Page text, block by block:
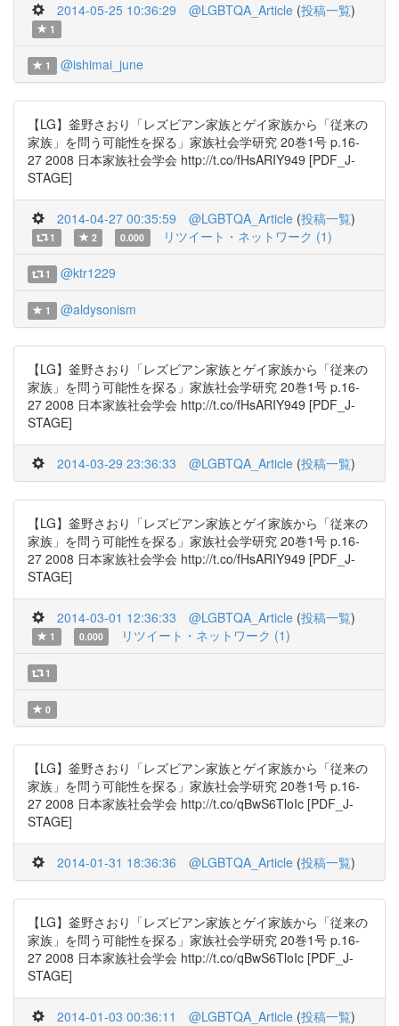
2014-05-25 10:36:29 @LGBTQA_Article (投稿一覧)
1
1 @ishimai_june
【LG】釜野さおり「レズビアン家族とゲイ家族から「従来の
家族」を問う可能性を探る」家族社会学研究 20巻1号 p.16-
27 2008 日本家族社会学会 http://t.co/fHsARIY949 [PDF_J-
STAGE]
2014-04-27 00:35:59 @LGBTQA_Article (投稿一覧)
1 2 0.000 リツイート・ネットワーク (1)
1 @ktr1229
1 @aldysonism
【LG】釜野さおり「レズビアン家族とゲイ家族から「従来の
家族」を問う可能性を探る」家族社会学研究 20巻1号 p.16-
27 2008 日本家族社会学会 http://t.co/fHsARIY949 [PDF_J-
STAGE]
2014-03-29 23:36:33 @LGBTQA_Article (投稿一覧)
【LG】釜野さおり「レズビアン家族とゲイ家族から「従来の
家族」を問う可能性を探る」家族社会学研究 20巻1号 p.16-
27 2008 日本家族社会学会 http://t.co/fHsARIY949 [PDF_J-
STAGE]
2014-03-01 12:36:33 @LGBTQA_Article (投稿一覧)
1 0.000 リツイート・ネットワーク (1)
1
0
【LG】釜野さおり「レズビアン家族とゲイ家族から「従来の
家族」を問う可能性を探る」家族社会学研究 20巻1号 p.16-
27 2008 日本家族社会学会 http://t.co/qBwS6TloIc [PDF_J-
STAGE]
2014-01-31 18:36:36 @LGBTQA_Article (投稿一覧)
【LG】釜野さおり「レズビアン家族とゲイ家族から「従来の
家族」を問う可能性を探る」家族社会学研究 20巻1号 p.16-
27 2008 日本家族社会学会 http://t.co/qBwS6TloIc [PDF_J-
STAGE]
2014-01-03 00:36:11 @LGBTQA_Article (投稿一覧)